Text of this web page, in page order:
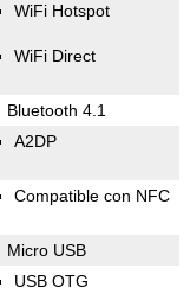
WiFi Hotspot
WiFi Direct
Bluetooth 4.1
A2DP
Compatible con NFC
Micro USB
USB OTG